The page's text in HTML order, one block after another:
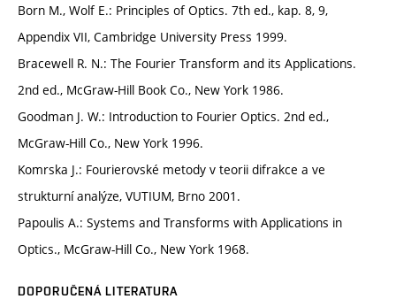
Born M., Wolf E.: Principles of Optics. 7th ed., kap. 8, 9,
Appendix VII, Cambridge University Press 1999.
Bracewell R. N.: The Fourier Transform and its Applications.
2nd ed., McGraw-Hill Book Co., New York 1986.
Goodman J. W.: Introduction to Fourier Optics. 2nd ed.,
McGraw-Hill Co., New York 1996.
Komrska J.: Fourierovské metody v teorii difrakce a ve
strukturní analýze, VUTIUM, Brno 2001.
Papoulis A.: Systems and Transforms with Applications in
Optics., McGraw-Hill Co., New York 1968.
DOPORUČENÁ LITERATURA